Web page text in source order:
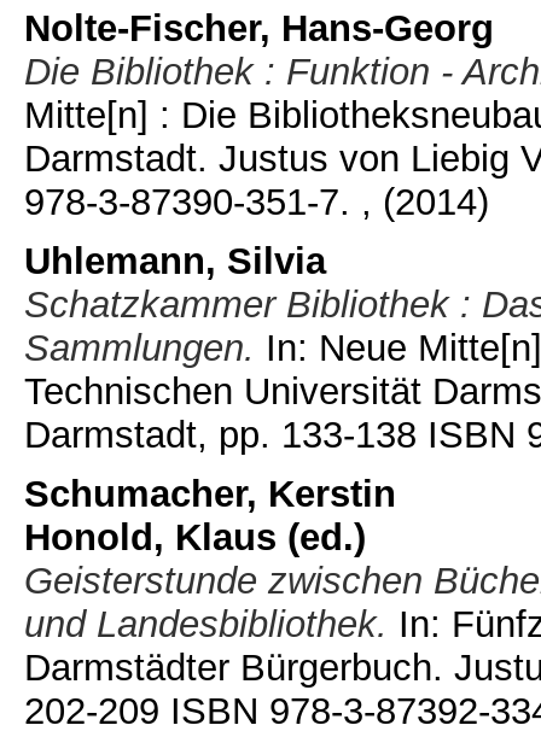
Nolte-Fischer, Hans-Georg
Die Bibliothek : Funktion -
Mitte[n] : Die
Darmstadt. Justus von Liebig
978-3-87390-351-7. , (2014)
Uhlemann, Silvia
Schatzkammer Bibliothek :
Sammlungen. In: Neue
Technischen Universität
Darmstadt, pp. 133-138 ISBN
Schumacher, Kerstin
Honold, Klaus (ed.)
Geisterstunde zwischen
und Landesbibliothek. In:
Darmstädter Bürgerbuch.
202-209 ISBN 978-3-87392-